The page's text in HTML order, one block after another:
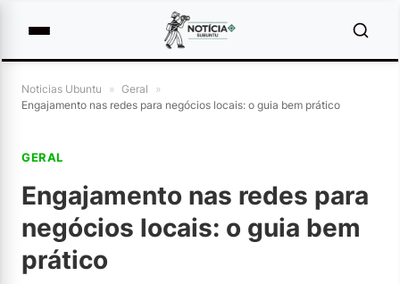
Noticias Ubuntu » Geral
»
Engajamento nas redes para negócios locais: o guia bem prático
GERAL
Engajamento nas redes para
negócios locais: o guia bem
prático